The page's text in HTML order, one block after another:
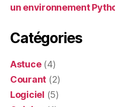
un environnement
Catégories
Astuce(4)
Courant (2)
Logiciel (5)